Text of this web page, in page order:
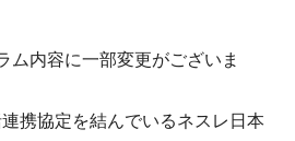
ム内容に一部変更がございま
携協定を結んでいるネスレ日本